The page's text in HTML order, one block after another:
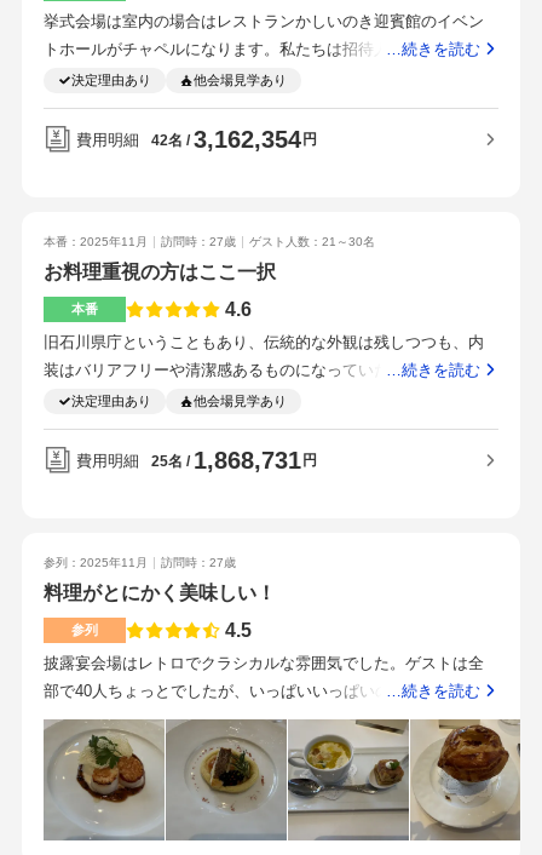
理がおいしかった！」という声をたくさんいただき、とても満
足しています。準備することがたくさんあると思いますが、余
裕をもって一つずつ計画的にこなすことが大切だと思います。
いう思いがありました。料理が非常においしく、ゲストをおも
てなしできると思ったからです。
挙式会場は室内の場合はレストランかしいのき迎賓館のイベン
トホールがチャペルになります。私たちは招待人数の関係で、
レストランでの挙式だと立ち見の方が出てしまうとのことで、
イベントホールでの挙式になりました。ガラス張りで光が綺麗
に入るのでとても素敵です。冬の結婚式でしたが、晴天で雪景
たです。ただ、レストラン側の雰囲気の方が私は好きでした。
伝統的なクラシカルな雰囲気で、落ち着いたアットホームな披
露宴にしたかった私にはぴったりでした。最大人数が60名との
ことでしたが、40名でも少し圧迫感を感じたので、これ以上の
人数になると狭く感じるかもしれないと思いました。またムー
ビーを映せるものが液晶テレビしかないので、そこはちょっと
残念なポイントでした。ただこちらは結婚式場ではないので仕
たので最初の見積より上がりました。最初から高めの見積を出
しました。値段に応じてのコースがあるけど、好きなメニュー
を組み合わせてオリジナルのコースを作れます。試食も有料で
できるので食べながら決められるのがよかったです。アレルギ
ーや苦手な食べ物にも柔軟に対応いただけます。金沢駅から公
共交通機関でもタクシーでもすぐの距離で、駐車場もあるので
車で来られる方にも便利だと思います。ブライダルフェアに参
加した時からずっと同じ担当の方にお願いしました。その方の
対応が嬉しかったのでこの会場に決めたので、契約してからそ
の方がサブに回ってメインは別の担当者になりますと言われた
時に、そのままメインでお願いしたいと伝えました。無理を申
…続きを読む
決定理由あり 他会場見学あり
費用明細 42名 3,162,354 円
本番：2025年11月 訪問時：27歳 ゲスト人数：21～30名
お料理重視の方はここ一択
本番 4.6
旧石川県庁ということもあり、伝統的な外観は残しつつも、内
装はバリアフリーや清潔感あるものになっていた。品の良さや
利便性という面でもいい場所。とにかく料理がメインという認
識でもあったため、そこに1番お金をかけました。想定外の出費
はあまりありませんでした。新郎の衣装はネットレンタルにす
め、料理は一級品です。試食も行い、細かな要望にも対応して
くれます。金沢駅からは少し距離がありますが、金沢城の石垣
や時期によっては紅葉なども見ることができる。打ち合わせか
ら本番まで終始丁寧な対応で、急なトラブルがあっても当事者
含め周囲が不安にならないように配慮しながら対応してくれ
る。安心して過ごすことができます。参加者の送迎に係るタク
シーなど、当日の急なおねがいも極力対応してくれました。な
るべく早めに準備を行うこと。ある程度の式のイメージやコン
セプトは打ち合わせ前に予め用意しておくこと。料理が美味し
いかどうか。料理が美味しかったことと、担当スタッフが信頼
できて、とても素敵だったこと。
…続きを読む
決定理由あり 他会場見学あり
費用明細 25名 1,868,731 円
参列：2025年11月 訪問時：27歳
料理がとにかく美味しい！
参列 4.5
披露宴会場はレトロでクラシカルな雰囲気でした。ゲストは全
部で40人ちょっとでしたが、いっぱいいっぱいの印象でした。
映像を映すためのプロジェクターが無いのか、大きめのモニタ
ーで代用されており、後ろの方だとせっかくのムービーがよく
見えず残念でした。式場までは車で行きましたが、駐車場のサ
ービス券をいただきました。また、路線バスも運行しているの
で、駅からバスで来館することも可能です。とにかく料理がと
…続きを読む